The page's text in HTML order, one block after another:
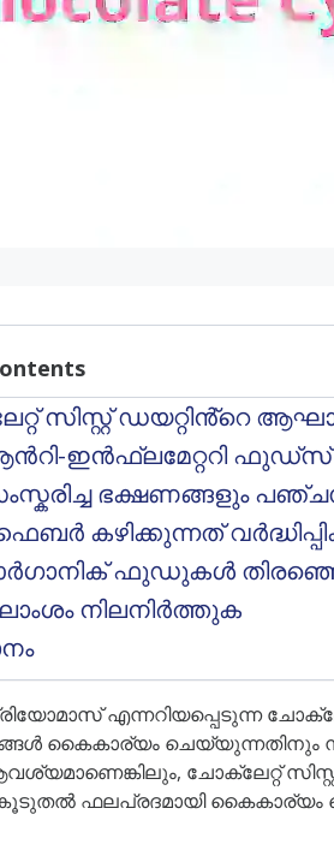
സിസ്റ്റ് ഡയറ്റിൻ്റെ
ഇൻഫ്ലമേറ്ററി
ഭക്ഷണങ്ങളും
കഴിക്കുന്നത്
ഫുഡുകൾ
നിലനിർത്തുക
എന്നറിയപ്പെടുന്ന
കൈകാര്യം ചെയ്യുന്നതിനും
ചോക്ലേറ്റ്
ഫലപ്രദമായി കൈകാര്യം